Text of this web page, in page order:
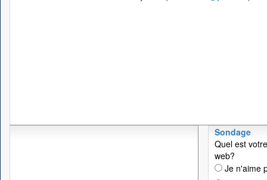
Sondage
Quel est
web?
Je n'aime